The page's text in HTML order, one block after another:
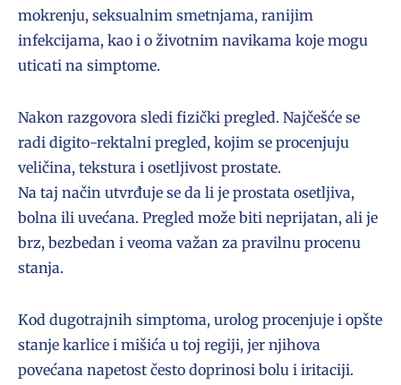
mokrenju, seksualnim smetnjama, ranijim
infekcijama, kao i o životnim navikama koje mogu
uticati na simptome.
Nakon razgovora sledi fizički pregled. Najčešće se
radi digito-rektalni pregled, kojim se procenjuju
veličina, tekstura i osetljivost prostate.
Na taj način utvrđuje se da li je prostata osetljiva,
bolna ili uvećana. Pregled može biti neprijatan, ali je
brz, bezbedan i veoma važan za pravilnu procenu
stanja.
Kod dugotrajnih simptoma, urolog procenjuje i opšte
stanje karlice i mišića u toj regiji, jer njihova
povećana napetost često doprinosi bolu i iritaciji.